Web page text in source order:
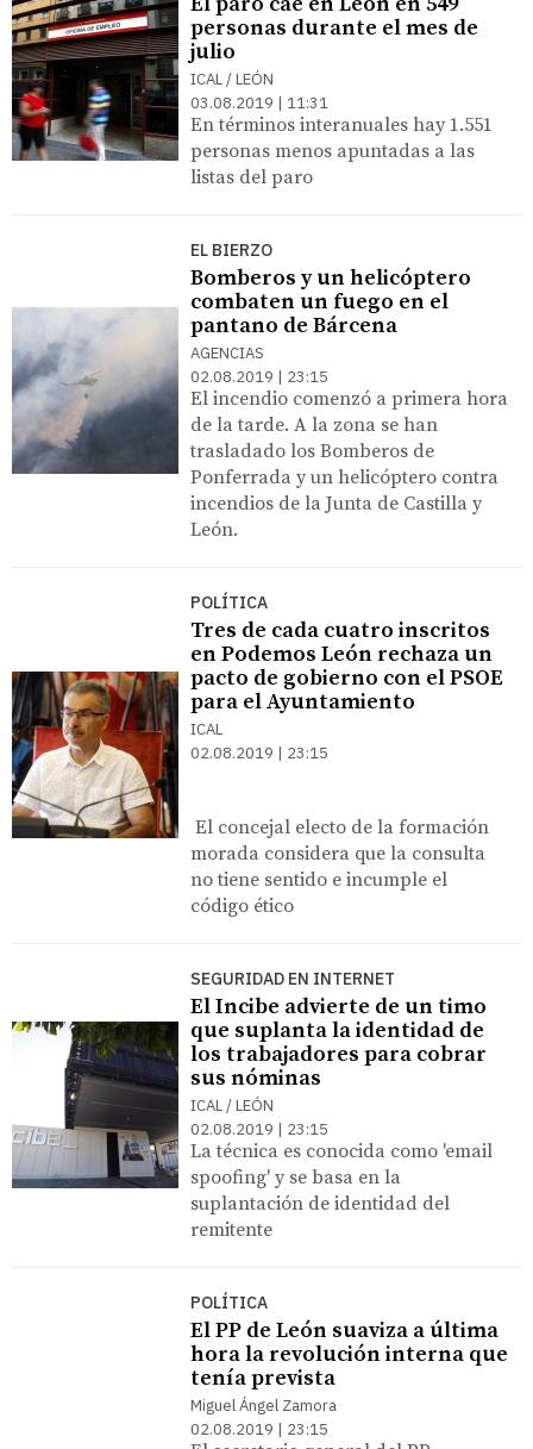
personas durante el mes de
julio
ICAL / LEÓN
03.08.2019 | 11:31
En términos interanuales hay 1.551
personas menos apuntadas a las
listas del paro
EL BIERZO
Bomberos y un helicóptero
combaten un fuego en el
pantano de Bárcena
AGENCIAS
02.08.2019 | 23:15
El incendio comenzó a primera hora
de la tarde. A la zona se han
trasladado los Bomberos de
Ponferrada y un helicóptero contra
incendios de la Junta de Castilla y
León.
POLÍTICA
Tres de cada cuatro inscritos
en Podemos León rechaza un
pacto de gobierno con el PSOE
para el Ayuntamiento
ICAL
02.08.2019 | 23:15
El concejal electo de la formación
morada considera que la consulta
no tiene sentido e incumple el
código ético
SEGURIDAD EN INTERNET
El Incibe advierte de un timo
que suplanta la identidad de
los trabajadores para cobrar
sus nóminas
ICAL / LEÓN
02.08.2019 | 23:15
La técnica es conocida como 'email
spoofing' y se basa en la
suplantación de identidad del
remitente
POLÍTICA
El PP de León suaviza a última
hora la revolución interna que
tenía prevista
Miguel Ángel Zamora
02.08.2019 | 23:15